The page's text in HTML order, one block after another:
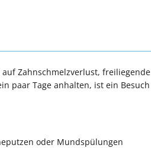
Zahnschmelzverlust, freiliegende
paar Tage anhalten, ist ein Besuch
oder Mundspülungen